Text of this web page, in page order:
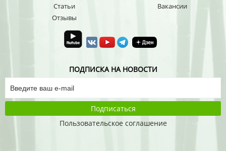
Статьи
Отзывы
Вакансии
ПОДПИСКА НА НОВОСТИ
Подписаться
Пользовательское соглашение